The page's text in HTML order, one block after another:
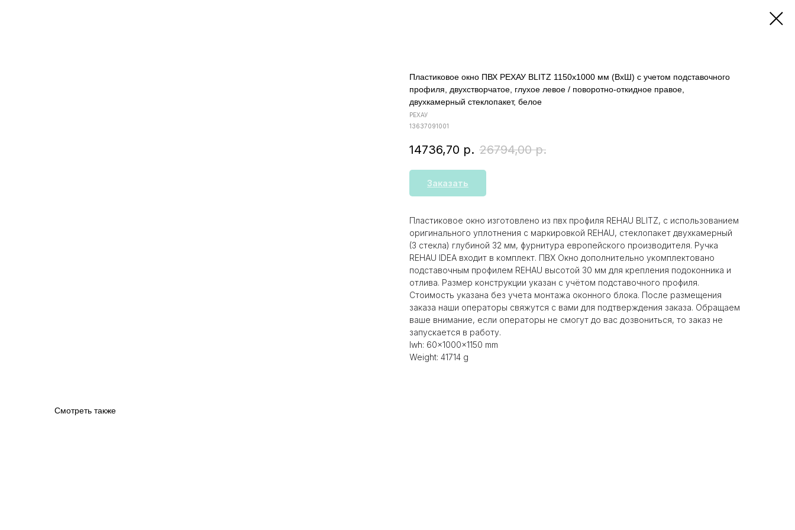
Пластиковое окно ПВХ РЕХАУ BLITZ 1150х1000 мм (ВхШ) с учетом подставочного
профиля, двухстворчатое, глухое левое / поворотно-откидное правое,
двухкамерный стеклопакет, белое
РЕХАУ
13637091001
14736,70 р. 26794,00 р.
Заказать
Пластиковое окно изготовлено из пвх профиля REHAU BLITZ, с использованием
оригинального уплотнения с маркировкой REHAU, стеклопакет двухкамерный
(3 стекла) глубиной 32 мм, фурнитура европейского производителя. Ручка
REHAU IDEA входит в комплект. ПВХ Окно дополнительно укомплектовано
подставочным профилем REHAU высотой 30 мм для крепления подоконника и
отлива. Размер конструкции указан c учётом подставочного профиля.
Стоимость указана без учета монтажа оконного блока. После размещения
заказа наши операторы свяжутся с вами для подтверждения заказа. Обращаем
ваше внимание, если операторы не смогут до вас дозвониться, то заказ не
запускается в работу.
lwh: 60x1000x1150 mm
Weight: 41714 g
Смотреть также